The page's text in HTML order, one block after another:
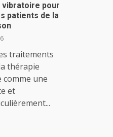
vibratoire pour
patients de la
traitements
thérapie
comme une
et